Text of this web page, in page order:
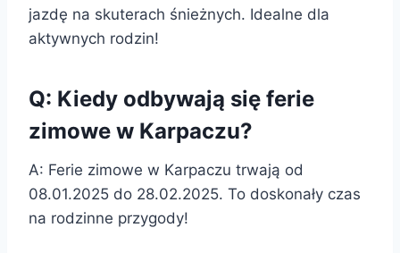
jazdę na skuterach śnieżnych. Idealne dla
aktywnych rodzin!
Q: Kiedy odbywają się ferie
zimowe w Karpaczu?
A: Ferie zimowe w Karpaczu trwają od
08.01.2025 do 28.02.2025. To doskonały czas
na rodzinne przygody!